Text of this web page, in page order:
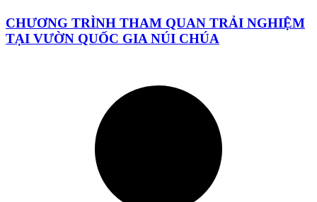
CHƯƠNG TRÌNH THAM QUAN TRẢI NGHIỆM
TẠI VƯỜN QUỐC GIA NÚI CHÚA